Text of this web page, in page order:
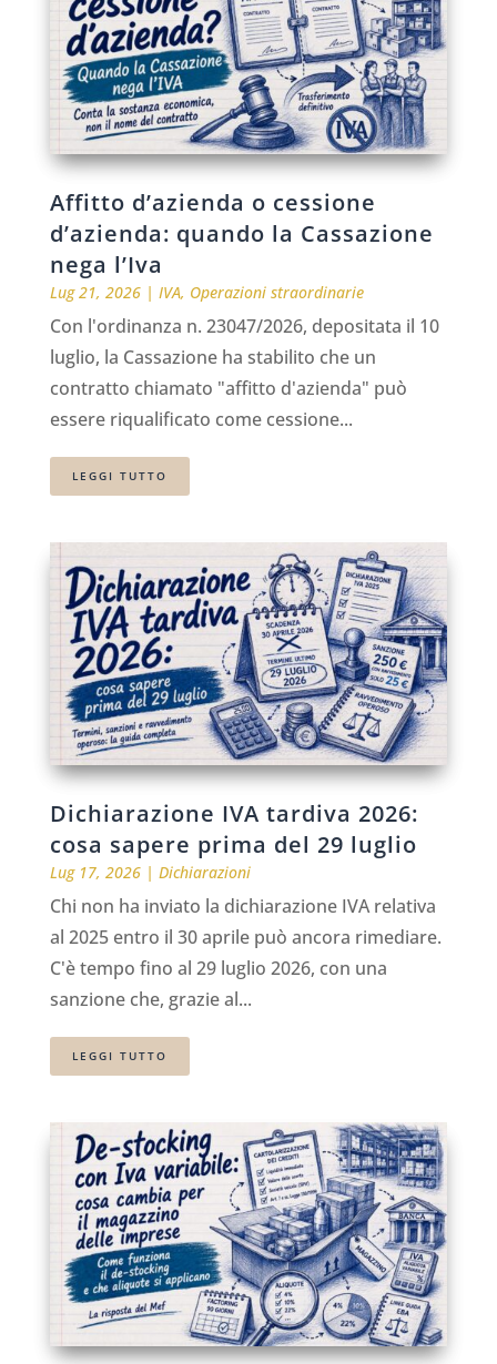
Affitto d’azienda o cessione
d’azienda: quando la Cassazione
nega l’Iva
Lug 21, 2026| IVA, Operazioni straordinarie
Con l'ordinanza n. 23047/2026, depositata il 10
luglio, la Cassazione ha stabilito che un
contratto chiamato "affitto d'azienda" può
essere riqualificato come cessione...
LEGGI TUTTO
Dichiarazione IVA tardiva 2026:
cosa sapere prima del 29 luglio
Lug 17, 2026| Dichiarazioni
Chi non ha inviato la dichiarazione IVA relativa
al 2025 entro il 30 aprile può ancora rimediare.
C'è tempo fino al 29 luglio 2026, con una
sanzione che, grazie al...
LEGGI TUTTO